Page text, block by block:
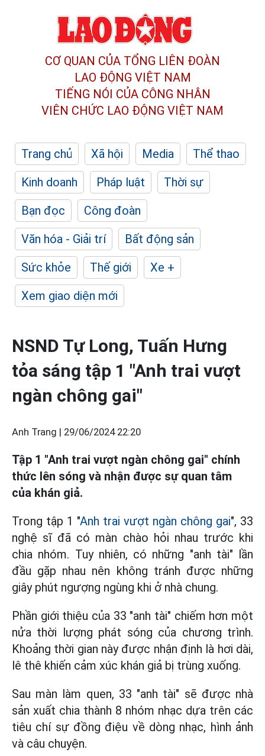
CƠ QUAN CỦA TỔNG LIÊN ĐOÀN
LAO ĐỘNG VIỆT NAM
TIẾNG NÓI CỦA CÔNG NHÂN
VIÊN CHỨC LAO ĐỘNG VIỆT NAM
Trang chủ Xã hội Media
Thể thao
Kinh doanh
Pháp luật
Thời sự
Bạn đọc
Công đoàn
Văn hóa - Giải trí
Bất động sản
Sức khỏe
Thế giới
Xe +
Xem giao diện mới
NSND Tự Long, Tuấn Hưng
tỏa sáng tập 1 "Anh trai vượt
ngàn chông gai"
Anh Trang | 29/06/2024 22:20
Tập 1 "Anh trai vượt ngàn chông gai" chính
thức lên sóng và nhận được sự quan tâm
của khán giả.
Trong tập 1 "Anh trai vượt ngàn chông gai", 33
nghệ sĩ đã có màn chào hỏi nhau trước khi
chia nhóm. Tuy nhiên, có những "anh tài" lần
đầu gặp nhau nên không tránh được những
giây phút ngượng ngùng khi ở nhà chung.
Phần giới thiệu của 33 "anh tài" chiếm hơn một
nửa thời lượng phát sóng của chương trình.
Khoảng thời gian này được nhận định là hơi dài,
lê thê khiến cảm xúc khán giả bị trùng xuống.
Sau màn làm quen, 33 "anh tài" sẽ được nhà
sản xuất chia thành 8 nhóm nhạc dựa trên các
tiêu chí sự đồng điệu về dòng nhạc, hình ảnh
và câu chuyện.